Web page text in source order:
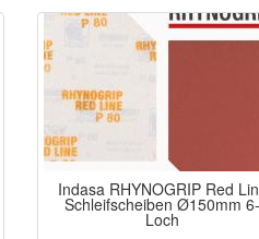
Indasa RHYNOGRIP Red
Schleifscheiben Ø150mm 6-
Loch